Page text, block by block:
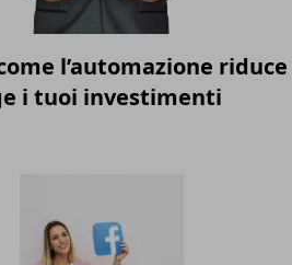
l’automazione
i tuoi investimenti